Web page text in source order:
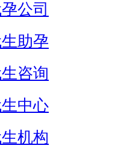
公司
助孕
咨询
中心
机构